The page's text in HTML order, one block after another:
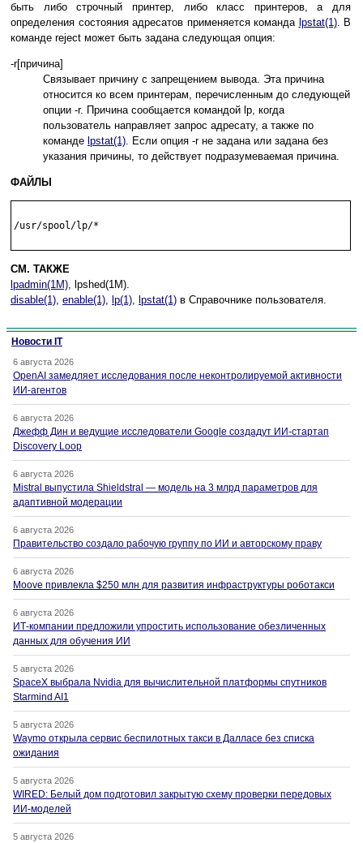
быть либо строчный принтер, либо класс принтеров, а для
определения состояния адресатов применяется команда lpstat(1). В
команде reject может быть задана следующая опция:
-r[причина]
Связывает причину с запрещением вывода. Эта причина
относится ко всем принтерам, перечисленным до следующей
опции -r. Причина сообщается командой lp, когда
пользователь направляет запрос адресату, а также по
команде lpstat(1). Если опция -r не задана или задана без
указания причины, то действует подразумеваемая причина.
ФАЙЛЫ
/usr/spool/lp/*
СМ. ТАКЖЕ
lpadmin(1M), lpshed(1M).
disable(1), enable(1), lp(1), lpstat(1) в Справочнике пользователя.
Новости IT
6 августа 2026
OpenAI замедляет исследования после неконтролируемой активности
ИИ-агентов
6 августа 2026
Джефф Дин и ведущие исследователи Google создадут ИИ-стартап
Discovery Loop
6 августа 2026
Mistral выпустила Shieldstral — модель на 3 млрд параметров для
адаптивной модерации
6 августа 2026
Правительство создало рабочую группу по ИИ и авторскому праву
6 августа 2026
Moove привлекла $250 млн для развития инфраструктуры роботакси
6 августа 2026
ИТ-компании предложили упростить использование обезличенных
данных для обучения ИИ
5 августа 2026
SpaceX выбрала Nvidia для вычислительной платформы спутников
Starmind AI1
5 августа 2026
Waymo открыла сервис беспилотных такси в Далласе без списка
ожидания
5 августа 2026
WIRED: Белый дом подготовил закрытую схему проверки передовых
ИИ-моделей
5 августа 2026